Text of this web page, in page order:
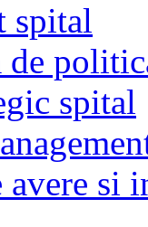
spital
de
spital
si